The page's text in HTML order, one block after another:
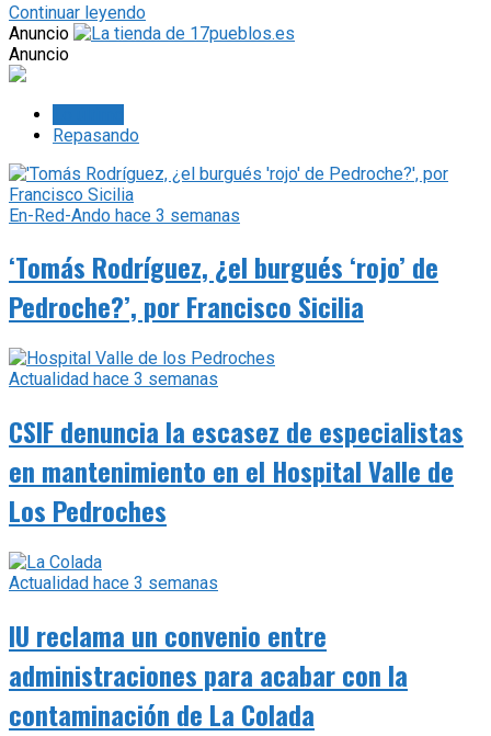
Continuar leyendo
Anuncio
Anuncio
Repasando
En-Red-Ando hace 3 semanas
‘Tomás Rodríguez, ¿el burgués ‘rojo’ de
Pedroche?’, por Francisco Sicilia
Actualidad hace 3 semanas
CSIF denuncia la escasez de especialistas
en mantenimiento en el Hospital Valle de
Los Pedroches
Actualidad hace 3 semanas
IU reclama un convenio entre
administraciones para acabar con la
contaminación de La Colada